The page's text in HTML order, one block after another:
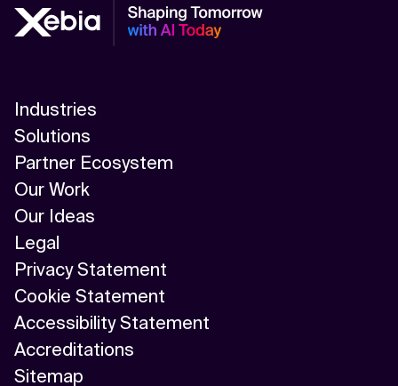
Industries
Solutions
Partner Ecosystem
Our Work
Our Ideas
Legal
Privacy Statement
Cookie Statement
Accessibility Statement
Accreditations
Sitemap